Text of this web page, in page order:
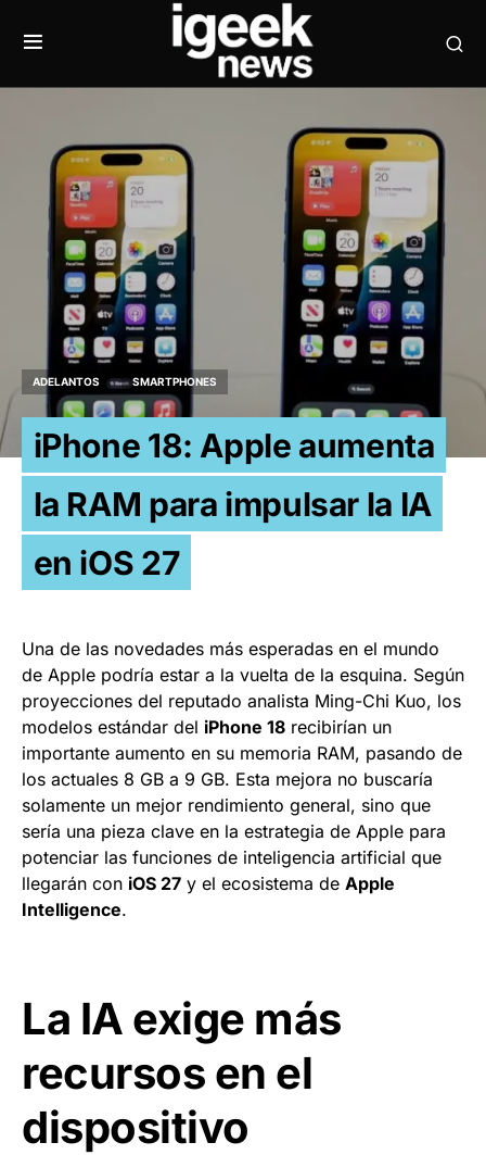
ADELANTOS SMARTPHONES
iPhone 18: Apple aumenta
la RAM para impulsar la IA
en iOS 27
Una de las novedades más esperadas en el mundo
de Apple podría estar a la vuelta de la esquina. Según
proyecciones del reputado analista Ming-Chi Kuo, los
modelos estándar del iPhone 18 recibirían un
importante aumento en su memoria RAM, pasando de
los actuales 8 GB a 9 GB. Esta mejora no buscaría
solamente un mejor rendimiento general, sino que
sería una pieza clave en la estrategia de Apple para
potenciar las funciones de inteligencia artificial que
llegarán con iOS 27 y el ecosistema de Apple
Intelligence.
La IA exige más
recursos en el
dispositivo